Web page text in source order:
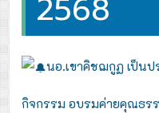
2568
นอ.เขาคิชฌกูฏ เป็นป
กิจกรรม อบรมค่ายคุณธร